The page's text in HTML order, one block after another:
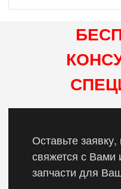
Оставьте
свяжется с
запчасти для